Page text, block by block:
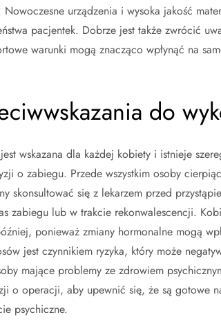
urządzenia i wysoka jakość
pacjentek. Dobrze jest także zwrócić
warunki mogą znacząco wpłynąć na
do
wskazana dla każdej kobiety i istnieje
o zabiegu. Przede wszystkim osoby
skonsultować się z lekarzem przed
zabiegu lub w trakcie rekonwalescencji.
ponieważ zmiany hormonalne mogą
jest czynnikiem ryzyka, który może
mające problemy ze zdrowiem
o operacji, aby upewnić się, że są gotowe
psychiczne.